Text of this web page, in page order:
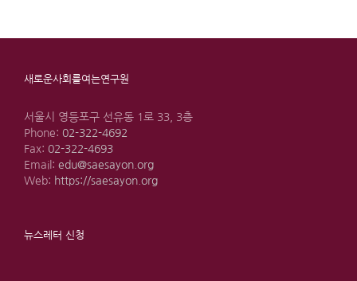
새로운사회를여는연구원
서울시 영등포구 선유동 1로 33, 3층
Phone: 02-322-4692
Fax: 02-322-4693
Email: edu@saesayon.org
Web: https://saesayon.org
뉴스레터 신청